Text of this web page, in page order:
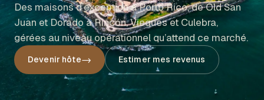
Des maisons d’exception à Porto Rico, de Old San
Juan et Dorado à Rincón, Vieques et Culebra,
gérées au niveau opérationnel qu’attend ce marché.
Devenir hôte→ Estimer mes revenus